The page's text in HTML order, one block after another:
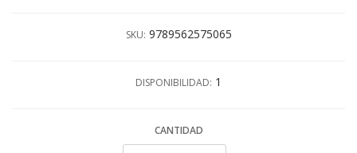
SKU: 9789562575065
DISPONIBILIDAD: 1
CANTIDAD